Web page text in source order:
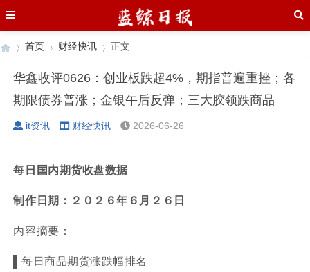
›
首页
›
财经快讯 正文
华鑫收评0626：创业板跌超4%，期指普遍重挫；各
期限债券普涨；金银午后反弹；三大胶领跌商品
it资讯 财经快讯 2026-06-26
每日国内期货收盘数据
制作日期： ２０２６年 ６ 月 ２６ 日
内容摘要：
▌每日商品期货涨跌幅排名